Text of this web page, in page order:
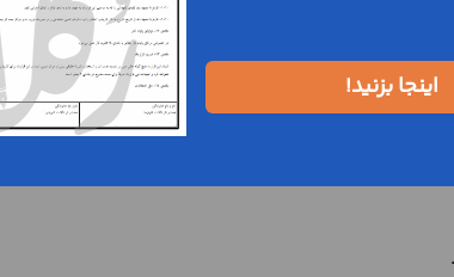
منسجم و یک‌دست شدن سطح می‌شود و از ترک خوردن
مانند لوله‌های آب، فاضلاب، راه کانال کولر و
اینجا بزنید!